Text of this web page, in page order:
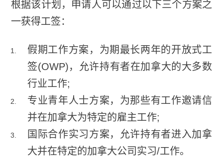
根据该计划，申请人可以通过以下三个方案之
一获得工签：
假期工作方案，为期最长两年的开放式工
签(OWP)，允许持有者在加拿大的大多数
行业工作;
专业青年人士方案，为那些有工作邀请信
并在加拿大为特定的雇主工作;
国际合作实习方案，允许持有者进入加拿
大并在特定的加拿大公司实习/工作。